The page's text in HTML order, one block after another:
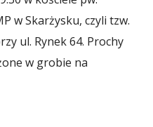
w Skarżysku, czyli tzw.
ul. Rynek 64. Prochy
w grobie na